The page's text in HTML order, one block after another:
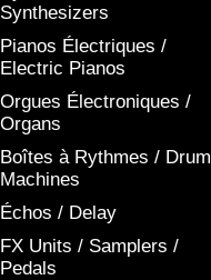
Synthesizers
Pianos Électriques /
Electric Pianos
Orgues Électroniques /
Organs
Boîtes à Rythmes / Drum
Machines
Échos / Delay
FX Units / Samplers /
Pedals